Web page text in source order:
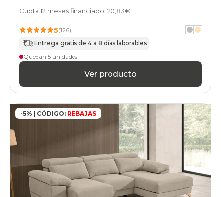
Cuota 12 meses financiado: 20,83€
5(126)
Entrega gratis de 4 a 8 días laborables
Quedan 5 unidades
Ver producto
-5% | CÓDIGO: REBAJAS